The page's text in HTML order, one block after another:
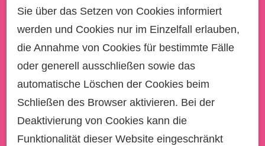
Sie über das Setzen von Cookies informiert
werden und Cookies nur im Einzelfall erlauben,
die Annahme von Cookies für bestimmte Fälle
oder generell ausschließen sowie das
automatische Löschen der Cookies beim
Schließen des Browser aktivieren. Bei der
Deaktivierung von Cookies kann die
Funktionalität dieser Website eingeschränkt